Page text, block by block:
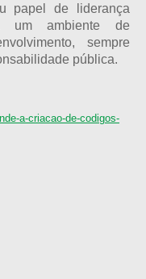
papel de liderança
um ambiente de
sempre
pública.
a-criacao-de-codigos-